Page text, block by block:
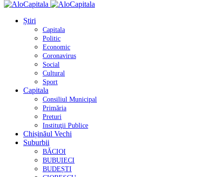
Știri
Capitala
Politic
Economic
Coronavirus
Social
Cultural
Sport
Capitala
Consiliul Municipal
Primăria
Preturi
Instituţii Publice
Chișinăul Vechi
Suburbii
BĂCIOI
BUBUIECI
BUDEȘTI